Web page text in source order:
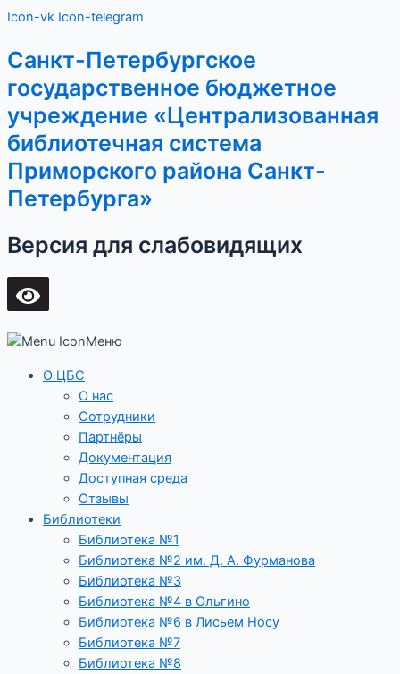
Перейти
содержимому
Icon-vk Icon-telegram
Санкт-Петербургское
государственное бюджетное
учреждение «Централизованная
библиотечная система
Приморского района Санкт-
Петербурга»
Версия для слабовидящих
Меню
О ЦБС
О нас
Сотрудники
Партнёры
Документация
Доступная среда
Отзывы
Библиотеки
Библиотека №1
Библиотека №2 им. Д. А. Фурманова
Библиотека №3
Библиотека №4 в Ольгино
Библиотека №6 в Лисьем Носу
Библиотека №7
Библиотека №8
Main